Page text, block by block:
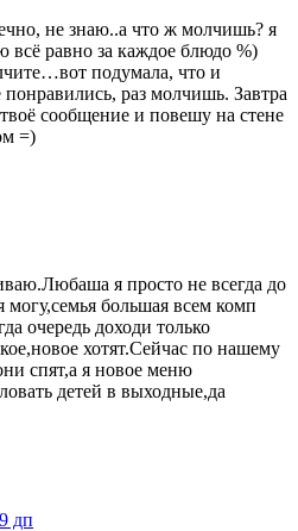
не знаю..а что ж молчишь? я
равно за каждое блюдо %)
подумала, что и
раз молчишь. Завтра
сообщение и повешу на стене
=)
я просто не всегда до
могу,семья большая всем комп
очередь доходи только
хотят.Сейчас по нашему
спят,а я новое меню
детей в выходные,да
дп